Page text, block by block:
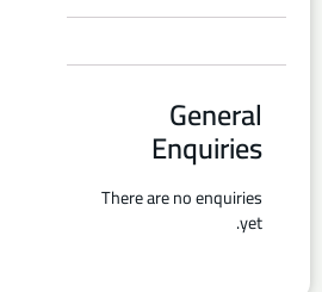
General
Enquiries
There are no enquiries
yet.